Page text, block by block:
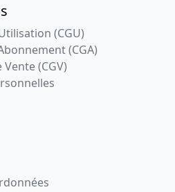
(CGU)
(CGA)
(CGV)